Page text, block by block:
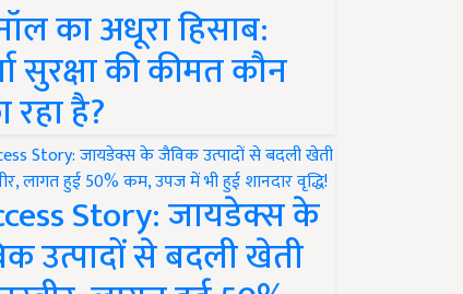
का अधूरा हिसाब:
सुरक्षा की कीमत कौन
है?
Story: जायडेक्स के
उत्पादों से बदली खेती